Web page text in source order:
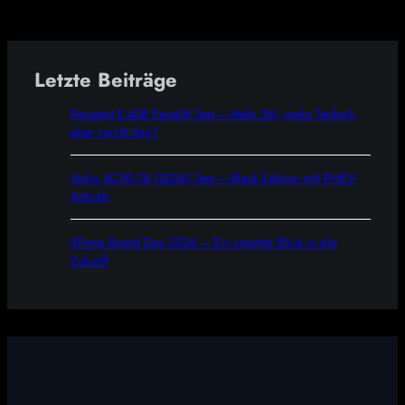
Letzte Beiträge
Peugeot E-408 Facelift Test – Mehr Stil, mehr Technik,
aber reicht das?
Volvo XC90 T8 (2026) Test – Black Edition mit PHEV-
Antrieb
XPeng Brand Day 2026 – Ein smarter Blick in die
Zukunft